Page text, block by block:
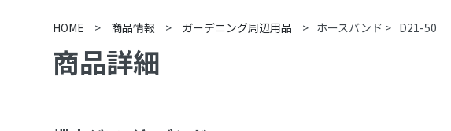
HOME > 商品情報 > ガーデニング周辺用品 > ホースバンド > D21-50
商品詳細